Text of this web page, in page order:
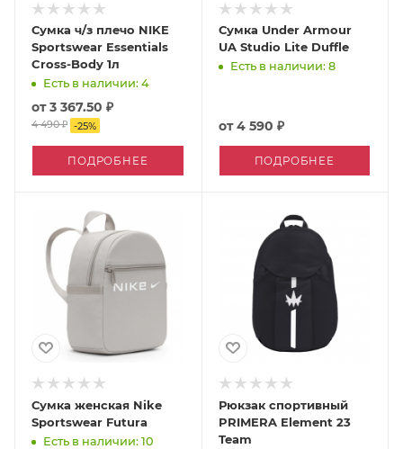
Сумка ч/з плечо NIKE
Sportswear Essentials
Cross-Body 1л
Есть в наличии: 4
от3 367.50 ₽
4 490 ₽ -25%
ПОДРОБНЕЕ
Сумка Under Armour
UA Studio Lite Duffle
Есть в наличии: 8
от4 590 ₽
ПОДРОБНЕЕ
Сумка женская Nike
Sportswear Futura
Есть в наличии: 10
Рюкзак спортивный
PRIMERA Element 23
Team